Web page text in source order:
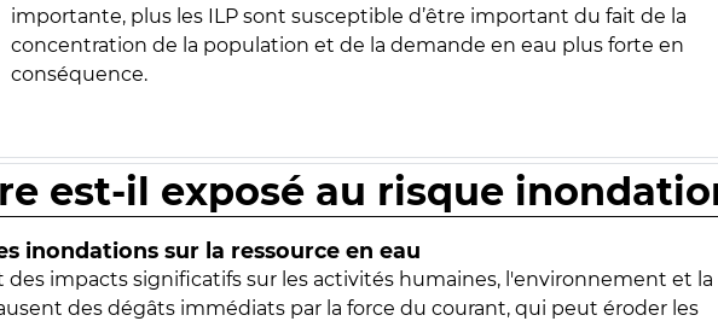
importante, plus les ILP sont susceptible d’être important du fait de la
concentration de la population et de la demande en eau plus forte en
conséquence.
est-il exposé au risque
inondations sur la ressource en eau
des impacts significatifs sur les activités humaines, l'environnement et la
des dégâts immédiats par la force du courant, qui peut éroder les